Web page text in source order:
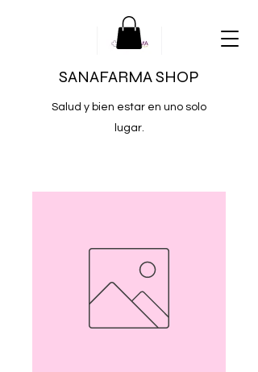
SANAFARMA SHOP
Salud y bien estar en uno solo
lugar.